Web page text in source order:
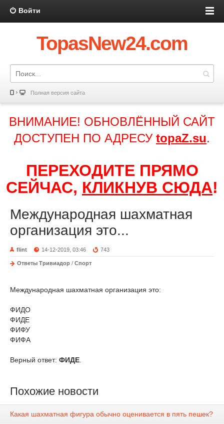
Войти
TopasNew24.com
Полная версия сайта
ВНИМАНИЕ! ОБНОВЛЁННЫЙ САЙТ
ДОСТУПЕН ПО АДРЕСУ topaZ.su.
ПЕРЕХОДИТЕ ПРЯМО
СЕЙЧАС, КЛИКНУВ СЮДА!
Международная шахматная
организация это...
flint 14-12-2019, 03:46 743
Ответы Тривиадор / Спорт
Международная шахматная организация это:
ФИДО
ФИДЕ
ФИФУ
ФИФА
Верный ответ: ФИДЕ
Похожие новости
Какая шахматная фигура обычно оценивается в пять пешек?